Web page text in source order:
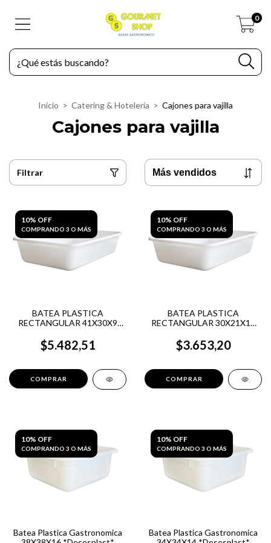
0
Inicio > Catering & Hotelería > Cajones para vajilla
Cajones para vajilla
Filtrar
10% OFF
COMPRANDO 3 O MÁS
BATEA PLASTICA
RECTANGULAR 41X30X9
$5.482,51
10% OFF
COMPRANDO 3 O MÁS
BATEA PLASTICA
RECTANGULAR 30X21X10
$3.653,20
10% OFF
COMPRANDO 3 O MÁS
Batea Plastica Gastronomica
10% OFF
COMPRANDO 3 O MÁS
Batea Plastica Gastronomica